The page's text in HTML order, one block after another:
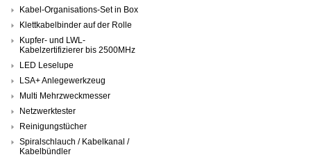
Kabel-Organisations-Set in Box
Klettkabelbinder auf der Rolle
Kupfer- und LWL-
Kabelzertifizierer bis 2500MHz
LED Leselupe
LSA+ Anlegewerkzeug
Multi Mehrzweckmesser
Netzwerktester
Reinigungstücher
Spiralschlauch / Kabelkanal /
Kabelbündler